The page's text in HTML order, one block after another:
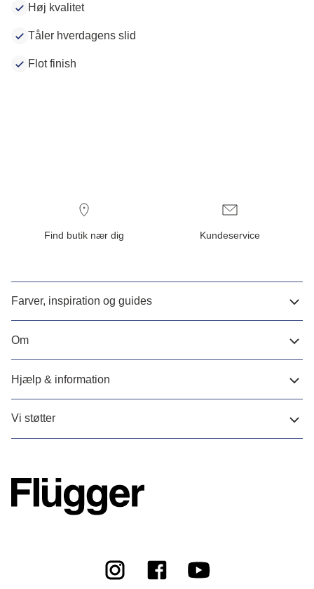
Høj kvalitet
Tåler hverdagens slid
Flot finish
Find butik nær dig Kundeservice
Farver, inspiration og guides
Om
Hjælp & information
Vi støtter